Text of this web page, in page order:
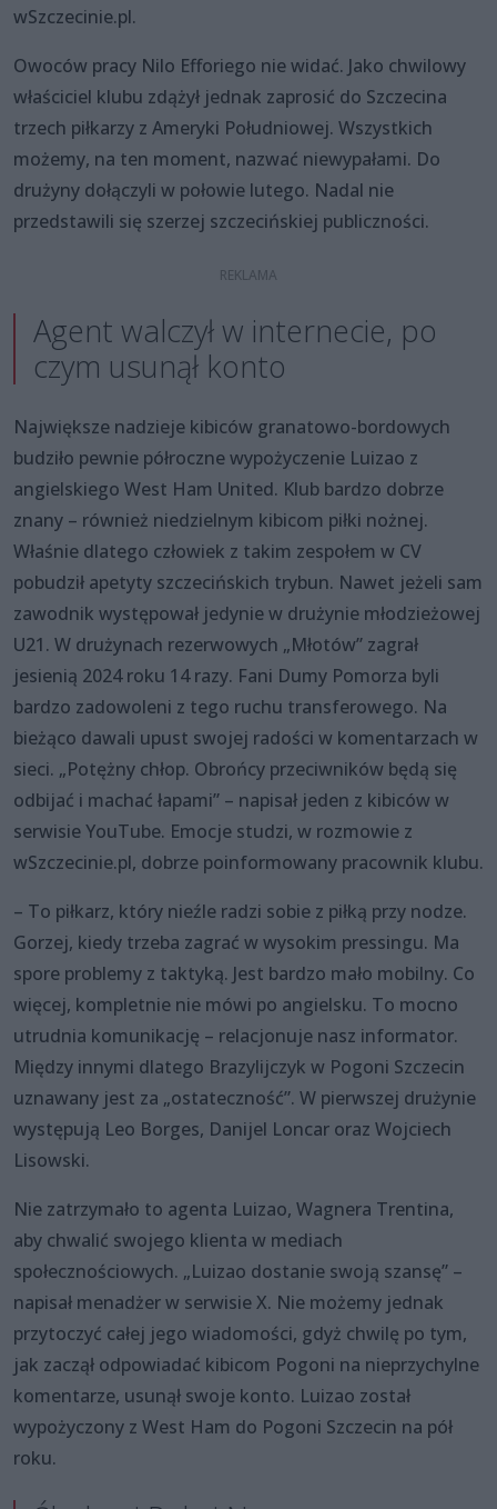
wSzczecinie.pl.
Owoców pracy Nilo Efforiego nie widać. Jako chwilowy
właściciel klubu zdążył jednak zaprosić do Szczecina
trzech piłkarzy z Ameryki Południowej. Wszystkich
możemy, na ten moment, nazwać niewypałami. Do
drużyny dołączyli w połowie lutego. Nadal nie
przedstawili się szerzej szczecińskiej publiczności.
Agent walczył w internecie, po
czym usunął konto
Największe nadzieje kibiców granatowo-bordowych
budziło pewnie półroczne wypożyczenie Luizao z
angielskiego West Ham United. Klub bardzo dobrze
znany – również niedzielnym kibicom piłki nożnej.
Właśnie dlatego człowiek z takim zespołem w CV
pobudził apetyty szczecińskich trybun. Nawet jeżeli sam
zawodnik występował jedynie w drużynie młodzieżowej
U21. W drużynach rezerwowych „Młotów” zagrał
jesienią 2024 roku 14 razy. Fani Dumy Pomorza byli
bardzo zadowoleni z tego ruchu transferowego. Na
bieżąco dawali upust swojej radości w komentarzach w
sieci. „Potężny chłop. Obrońcy przeciwników będą się
odbijać i machać łapami” – napisał jeden z kibiców w
serwisie YouTube. Emocje studzi, w rozmowie z
wSzczecinie.pl, dobrze poinformowany pracownik klubu.
– To piłkarz, który nieźle radzi sobie z piłką przy nodze.
Gorzej, kiedy trzeba zagrać w wysokim pressingu. Ma
spore problemy z taktyką. Jest bardzo mało mobilny. Co
więcej, kompletnie nie mówi po angielsku. To mocno
utrudnia komunikację – relacjonuje nasz informator.
Między innymi dlatego Brazylijczyk w Pogoni Szczecin
uznawany jest za „ostateczność”. W pierwszej drużynie
występują Leo Borges, Danijel Loncar oraz Wojciech
Lisowski.
Nie zatrzymało to agenta Luizao, Wagnera Trentina,
aby chwalić swojego klienta w mediach
społecznościowych. „Luizao dostanie swoją szansę” –
napisał menadżer w serwisie X. Nie możemy jednak
przytoczyć całej jego wiadomości, gdyż chwilę po tym,
jak zaczął odpowiadać kibicom Pogoni na nieprzychylne
komentarze, usunął swoje konto. Luizao został
wypożyczony z West Ham do Pogoni Szczecin na pół
roku.